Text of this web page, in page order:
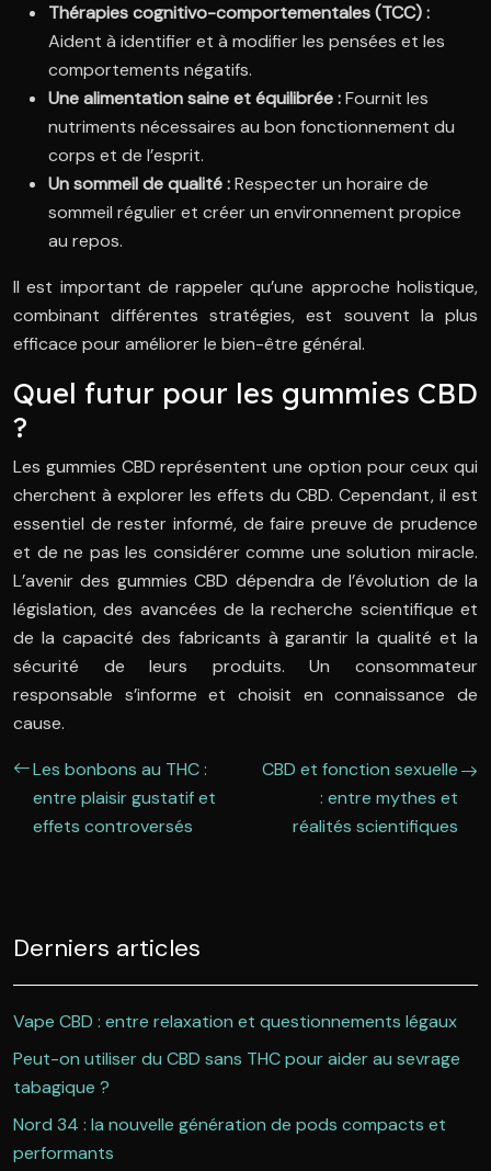
Thérapies cognitivo-comportementales (TCC) :
Aident à identifier et à modifier les pensées et les
comportements négatifs.
Une alimentation saine et équilibrée :Fournit les
nutriments nécessaires au bon fonctionnement du
corps et de l’esprit.
Un sommeil de qualité :Respecter un horaire de
sommeil régulier et créer un environnement propice
au repos.
Il est important de rappeler qu’une approche holistique,
combinant différentes stratégies, est souvent la plus
efficace pour améliorer le bien-être général.
Quel futur pour les gummies CBD
?
Les gummies CBD représentent une option pour ceux qui
cherchent à explorer les effets du CBD. Cependant, il est
essentiel de rester informé, de faire preuve de prudence
et de ne pas les considérer comme une solution miracle.
L’avenir des gummies CBD dépendra de l’évolution de la
législation, des avancées de la recherche scientifique et
de la capacité des fabricants à garantir la qualité et la
sécurité de leurs produits. Un consommateur
responsable s’informe et choisit en connaissance de
cause.
Les bonbons au THC :
entre plaisir gustatif et
effets controversés
CBD et fonction sexuelle
: entre mythes et
réalités scientifiques
Derniers articles
Vape CBD : entre relaxation et questionnements légaux
Peut-on utiliser du CBD sans THC pour aider au sevrage
tabagique ?
Nord 34 : la nouvelle génération de pods compacts et
performants